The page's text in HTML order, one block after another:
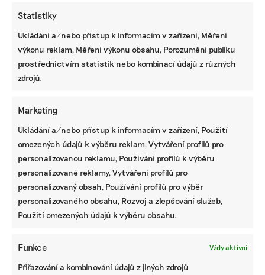
Statistiky
Ukládání a/nebo přístup k informacím v zařízení, Měření
výkonu reklam, Měření výkonu obsahu, Porozumění publiku
prostřednictvím statistik nebo kombinací údajů z různých
zdrojů.
Marketing
Ukládání a/nebo přístup k informacím v zařízení, Použití
omezených údajů k výběru reklam, Vytváření profilů pro
personalizovanou reklamu, Používání profilů k výběru
personalizované reklamy, Vytváření profilů pro
personalizovaný obsah, Používání profilů pro výběr
personalizovaného obsahu, Rozvoj a zlepšování služeb,
Použití omezených údajů k výběru obsahu.
Funkce Vždy aktivní
Přiřazování a kombinování údajů z jiných zdrojů
neuvažují.
Partnerem článku je společnost Nadace Tipsport.
VÍT CHALUPA
noviny, E15 či týdeníku Euro. Zúčastnil se mnoha
olympijských her, mistrovství světa a Evropy, od fotbalu a
ledního hokeje až po kanoistiku a lyžování. A protože sport
příbězích.